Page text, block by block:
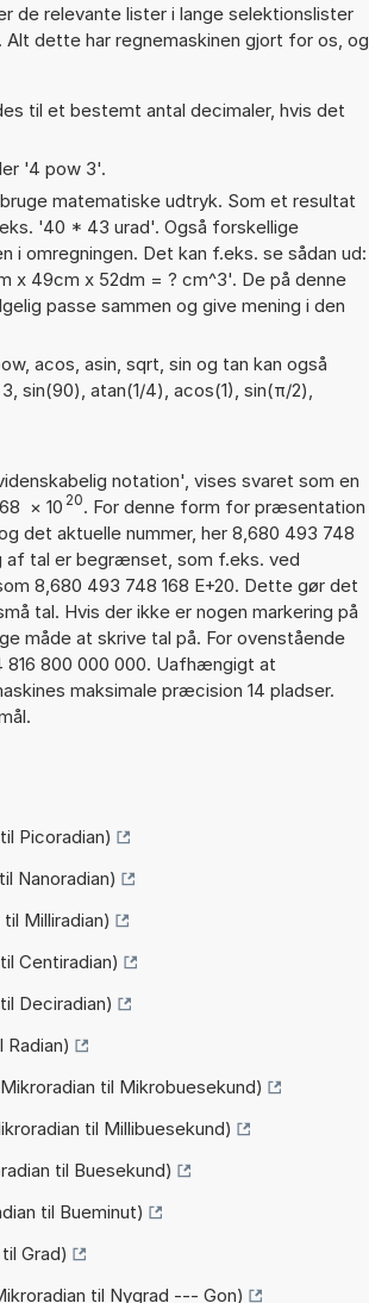
de relevante lister i lange selektionslister
dette har regnemaskinen gjort for os, og
til et bestemt antal decimaler, hvis det
'4 pow 3'.
matematiske udtryk. Som et resultat
'40 * 43 urad'. Også forskellige
i omregningen. Det kan f.eks. se sådan ud:
x 49cm x 52dm = ? cm^3'. De på denne
passe sammen og give mening i den
acos, asin, sqrt, sin og tan kan også
sin(90), atan(1/4), acos(1), sin(π/2),
notation', vises svaret som en
× 10 20. For denne form for præsentation
det aktuelle nummer, her 8,680 493 748
af tal er begrænset, som f.eks. ved
8,680 493 748 168 E+20. Dette gør det
tal. Hvis der ikke er nogen markering på
måde at skrive tal på. For ovenstående
816 800 000 000. Uafhængigt at
maksimale præcision 14 pladser.
Picoradian)
Nanoradian)
Milliradian)
Centiradian)
Deciradian)
Radian)
til Mikrobuesekund)
til Millibuesekund)
til Buesekund)
til Bueminut)
Grad)
til Nygrad --- Gon)